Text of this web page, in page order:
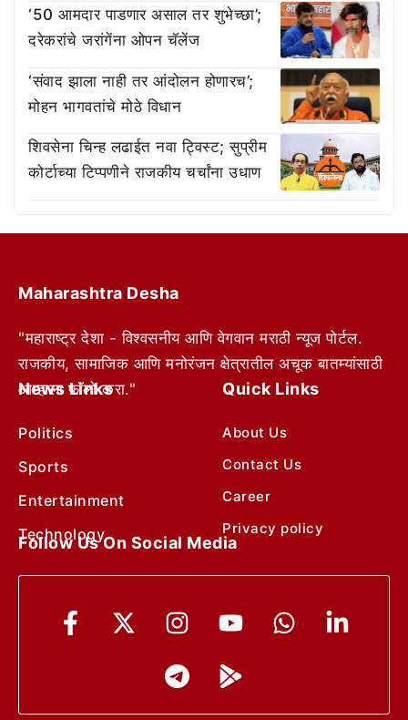
‘50 आमदार पाडणार असाल तर शुभेच्छा’;
दरेकरांचे जरांगेंना ओपन चॅलेंज
‘संवाद झाला नाही तर आंदोलन होणारच’;
मोहन भागवतांचे मोठे विधान
शिवसेना चिन्ह लढाईत नवा ट्विस्ट; सुप्रीम
कोर्टाच्या टिप्पणीने राजकीय चर्चांना उधाण
Maharashtra Desha
"महाराष्ट्र देशा - विश्वसनीय आणि वेगवान मराठी न्यूज पोर्टल.
राजकीय, सामाजिक आणि मनोरंजन क्षेत्रातील अचूक बातम्यांसाठी
आम्हाला फॉलो करा."
News Links
Politics
Sports
Entertainment
Technology
Quick Links
About Us
Contact Us
Career
Privacy policy
Follow Us On Social Media